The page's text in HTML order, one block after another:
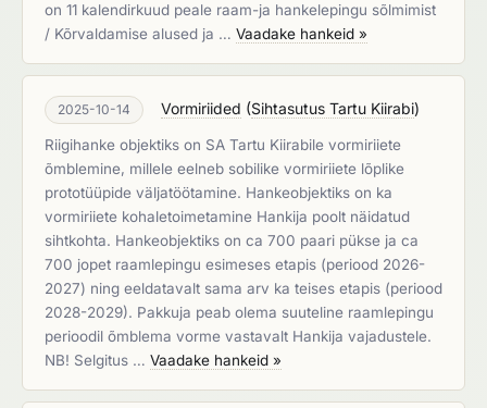
on 11 kalendirkuud peale raam-ja hankelepingu sõlmimist
/ Kõrvaldamise alused ja … Vaadake hankeid »
2025-10-14 Vormiriided (Sihtasutus Tartu Kiirabi)
Riigihanke objektiks on SA Tartu Kiirabile vormiriiete
õmblemine, millele eelneb sobilike vormiriiete lõplike
prototüüpide väljatöötamine. Hankeobjektiks on ka
vormiriiete kohaletoimetamine Hankija poolt näidatud
sihtkohta. Hankeobjektiks on ca 700 paari pükse ja ca
700 jopet raamlepingu esimeses etapis (periood 2026-
2027) ning eeldatavalt sama arv ka teises etapis (periood
2028-2029). Pakkuja peab olema suuteline raamlepingu
perioodil õmblema vorme vastavalt Hankija vajadustele.
NB! Selgitus … Vaadake hankeid »